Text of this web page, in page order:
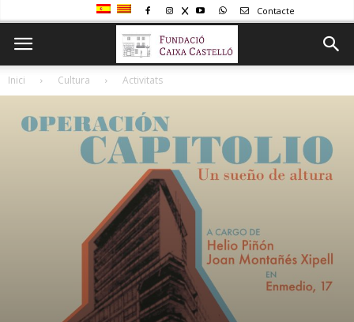
Contacte
Inici Cultura Activitats